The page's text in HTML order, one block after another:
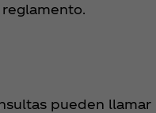
pueden llamar